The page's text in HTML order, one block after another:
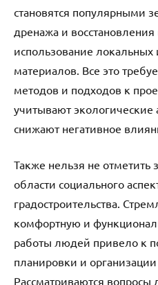
становятся популярными
дренажа и
использование локальных
материалов. Все это
методов и подходов к
учитывают
снижают негативное
Также нельзя не отметить
области социального
градостроительства.
комфортную и
работы людей привело к
планировки и организации
Рассматриваются вопросы